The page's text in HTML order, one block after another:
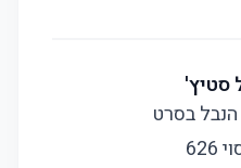
הנבל בסרט